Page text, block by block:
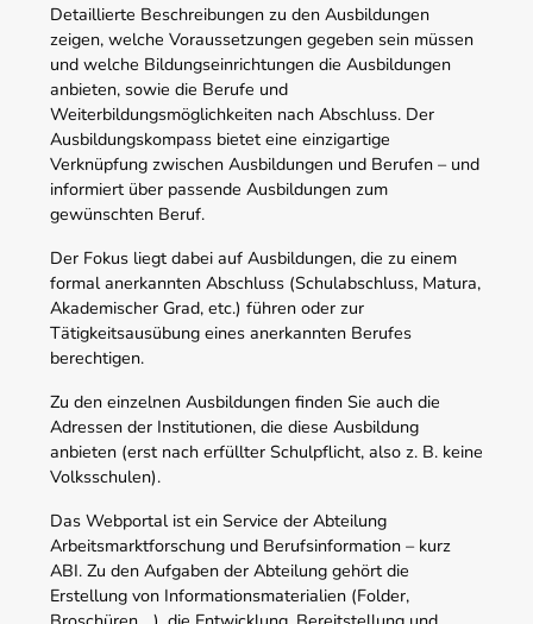
Detaillierte Beschreibungen zu den Ausbildungen
zeigen, welche Voraussetzungen gegeben sein müssen
und welche Bildungseinrichtungen die Ausbildungen
anbieten, sowie die Berufe und
Weiterbildungsmöglichkeiten nach Abschluss. Der
Ausbildungskompass bietet eine einzigartige
Verknüpfung zwischen Ausbildungen und Berufen – und
informiert über passende Ausbildungen zum
gewünschten Beruf.
Der Fokus liegt dabei auf Ausbildungen, die zu einem
formal anerkannten Abschluss (Schulabschluss, Matura,
Akademischer Grad, etc.) führen oder zur
Tätigkeitsausübung eines anerkannten Berufes
berechtigen.
Zu den einzelnen Ausbildungen finden Sie auch die
Adressen der Institutionen, die diese Ausbildung
anbieten (erst nach erfüllter Schulpflicht, also z. B. keine
Volksschulen).
Das Webportal ist ein Service der Abteilung
Arbeitsmarktforschung und Berufsinformation – kurz
ABI. Zu den Aufgaben der Abteilung gehört die
Erstellung von Informationsmaterialien (Folder,